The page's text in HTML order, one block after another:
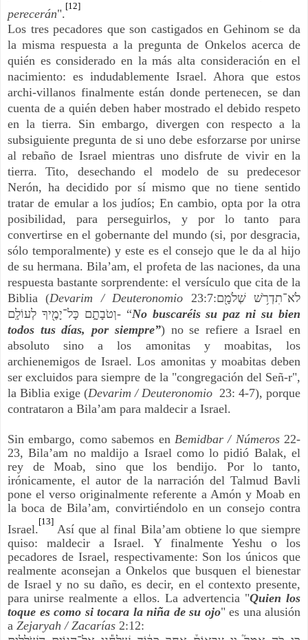
perecerán".
[12]
Los tres pecadores que son castigados en Gehinom se da
la misma respuesta a la pregunta de Onkelos acerca de
quién es considerado en la más alta consideración en el
nacimiento: es indudablemente Israel. Ahora que estos
archi-villanos finalmente están donde pertenecen, se dan
cuenta de a quién deben haber mostrado el debido respeto
en la tierra. Sin embargo, divergen con respecto a la
subsiguiente pregunta de si uno debe esforzarse por unirse
al rebaño de Israel mientras uno disfrute de vivir en la
tierra. Tito, desechando el modelo de su predecesor
Nerón, ha decidido por sí mismo que no tiene sentido
tratar de emular a los judíos; En cambio, opta por la otra
posibilidad, para perseguirlos, y por lo tanto para
convertirse en el gobernante del mundo (si, por desgracia,
sólo temporalmente) y este es el consejo que le da al hijo
de su hermana. Bila’am, el profeta de las naciones, da una
respuesta bastante sorprendente: el versículo que cita de la
Biblia (Devarim / Deuteronomio 23:7:לֹא־תִדְרֹ֥שׁ שְׁלֹמָ֖ם
וְטֹבָתָ֑ם כָּל־יָמֶ֖יךָ לְעוֹלָֽם- “No buscaréis su paz ni su bien
todos tus días, por siempre”) no se refiere a Israel en
absoluto sino a los amonitas y moabitas, los
archienemigos de Israel. Los amonitas y moabitas deben
ser excluidos para siempre de la "congregación del Señ-r",
la Biblia exige (Devarim / Deuteronomio 23: 4-7), porque
contrataron a Bila’am para maldecir a Israel.
Sin embargo, como sabemos en Bemidbar / Números22-
23, Bila’am no maldijo a Israel como lo pidió Balak, el
rey de Moab, sino que los bendijo. Por lo tanto,
irónicamente, el autor de la narración del Talmud Bavli
pone el verso originalmente referente a Amón y Moab en
la boca de Bila’am, convirtiéndolo en un consejo contra
Israel.
[13]
Así que al final Bila’am obtiene lo que siempre
quiso: maldecir a Israel. Y finalmente Yeshu o los
pecadores de Israel, respectivamente: Son los únicos que
realmente aconsejan a Onkelos que busquen el bienestar
de Israel y no su daño, es decir, en el contexto presente,
para unirse realmente a ellos. La advertencia "Quien los
toque es como si tocara la niña de su ojo" es una alusión
a Zejaryah / Zacarías 2:12: